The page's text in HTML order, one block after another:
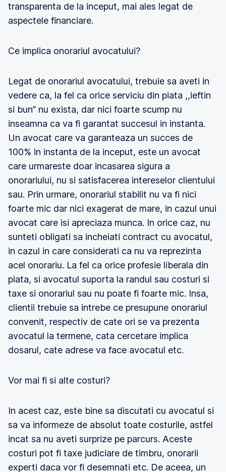
transparenta de la inceput, mai ales legat de
aspectele financiare.
Ce implica onorariul avocatului?
Legat de onorariul avocatului, trebuie sa aveti in
vedere ca, la fel ca orice serviciu din piata ,,ieftin
si bun’’ nu exista, dar nici foarte scump nu
inseamna ca va fi garantat succesul in instanta.
Un avocat care va garanteaza un succes de
100% in instanta de la inceput, este un avocat
care urmareste doar incasarea sigura a
onorariului, nu si satisfacerea intereselor clientului
sau. Prin urmare, onorariul stabilit nu va fi nici
foarte mic dar nici exagerat de mare, in cazul unui
avocat care isi apreciaza munca. In orice caz, nu
sunteti obligati sa incheiati contract cu avocatul,
in cazul in care considerati ca nu va reprezinta
acel onorariu. La fel ca orice profesie liberala din
piata, si avocatul suporta la randul sau costuri si
taxe si onorariul sau nu poate fi foarte mic. Insa,
clientii trebuie sa intrebe ce presupune onorariul
convenit, respectiv de cate ori se va prezenta
avocatul la termene, cata cercetare implica
dosarul, cate adrese va face avocatul etc.
Vor mai fi si alte costuri?
In acest caz, este bine sa discutati cu avocatul si
sa va informeze de absolut toate costurile, astfel
incat sa nu aveti surprize pe parcurs. Aceste
costuri pot fi taxe judiciare de timbru, onorarii
experti daca vor fi desemnati etc. De aceea, un